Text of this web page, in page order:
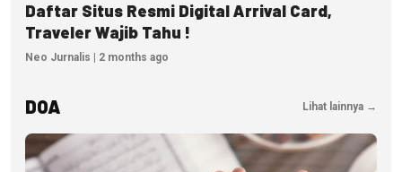
Daftar Situs Resmi Digital Arrival Card,
Traveler Wajib Tahu !
Neo Jurnalis | 2 months ago
DOA Lihat lainnya →